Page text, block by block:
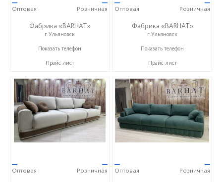
—
Оптовая
—
Розничная
Фабрика «BARHAT»
г.Ульяновск
+7 (996) 219-29-77
Показать телефон
Прайс-лист
—
Оптовая
—
Розничная
Фабрика «BARHAT»
г.Ульяновск
+7 (996) 219-29-77
Показать телефон
Прайс-лист
—
Оптовая
—
Розничная
—
Оптовая
—
Розничная